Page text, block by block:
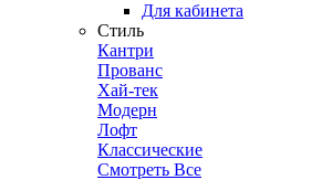
Для кабинета
Стиль
Кантри
Прованс
Хай-тек
Модерн
Лофт
Классические
Смотреть Все